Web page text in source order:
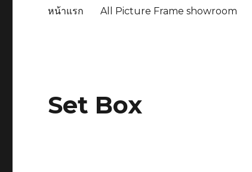
หน้าแรก All Picture Frame showroom
Set Box